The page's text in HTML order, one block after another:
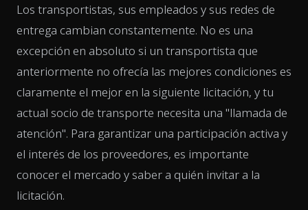
Los transportistas, sus empleados y sus redes de
entrega cambian constantemente. No es una
excepción en absoluto si un transportista que
anteriormente no ofrecía las mejores condiciones es
claramente el mejor en la siguiente licitación, y tu
actual socio de transporte necesita una "llamada de
atención". Para garantizar una participación activa y
el interés de los proveedores, es importante
conocer el mercado y saber a quién invitar a la
licitación.